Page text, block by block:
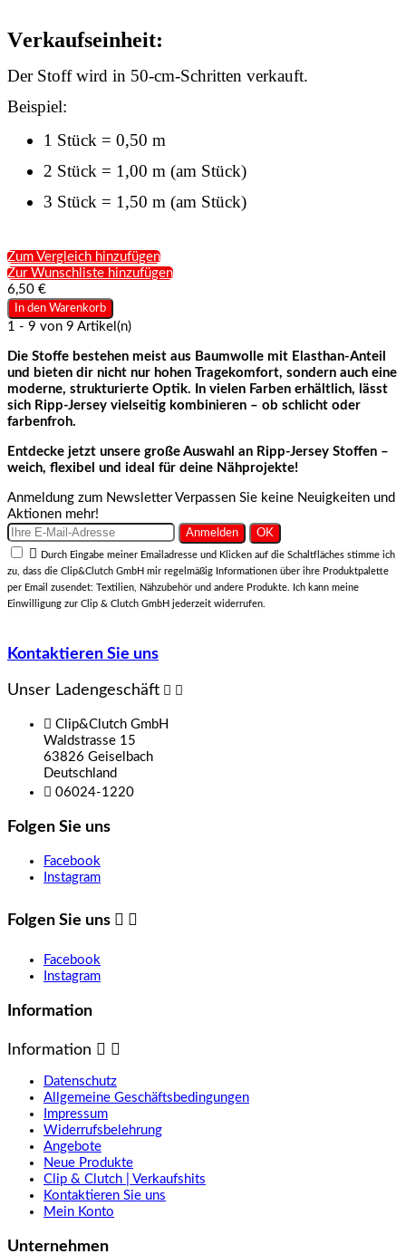
Verkaufseinheit:
Der Stoff wird in 50-cm-Schritten verkauft.
Beispiel:
1 Stück = 0,50 m
2 Stück = 1,00 m (am Stück)
3 Stück = 1,50 m (am Stück)
Zum Vergleich hinzufügen
Zur Wunschliste hinzufügen
6,50 €
In den Warenkorb
1 - 9 von 9 Artikel(n)
Die Stoffe bestehen meist aus Baumwolle mit Elasthan-Anteil
und bieten dir nicht nur hohen Tragekomfort, sondern auch eine
moderne, strukturierte Optik. In vielen Farben erhältlich, lässt
sich Ripp-Jersey vielseitig kombinieren – ob schlicht oder
farbenfroh.
Entdecke jetzt unsere große Auswahl an Ripp-Jersey Stoffen –
weich, flexibel und ideal für deine Nähprojekte!
Anmeldung zum Newsletter Verpassen Sie keine Neuigkeiten und
Aktionen mehr!

Durch Eingabe meiner Emailadresse und Klicken auf die Schaltfläches stimme ich
zu, dass die Clip&Clutch GmbH mir regelmäßig Informationen über ihre Produktpalette
per Email zusendet: Textilien, Nähzubehör und andere Produkte. Ich kann meine
Einwilligung zur Clip & Clutch GmbH jederzeit widerrufen.
Kontaktieren Sie uns
Unser Ladengeschäft  
 Clip&Clutch GmbH
Waldstrasse 15
63826 Geiselbach
Deutschland
 06024-1220
Folgen Sie uns
Facebook
Instagram
Folgen Sie uns  
Facebook
Instagram
Information
Information  
Datenschutz
Allgemeine Geschäftsbedingungen
Impressum
Widerrufsbelehrung
Angebote
Neue Produkte
Clip & Clutch | Verkaufshits
Kontaktieren Sie uns
Mein Konto
Unternehmen